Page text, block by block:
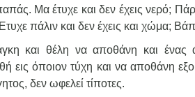
Μα έτυχε και δεν έχεις νερό;
πάλιν και δεν έχεις και χώμα;
και θέλη να αποθάνη και
εις όποιον τύχη και να αποθάνη
δεν ωφελεί τίποτες.